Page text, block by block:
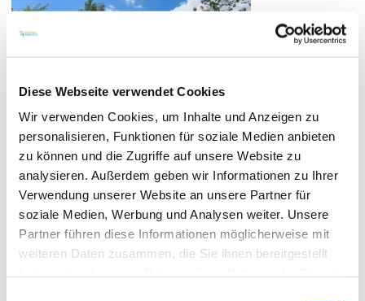
Diese Webseite verwendet Cookies
Wir verwenden Cookies, um Inhalte und Anzeigen zu
personalisieren, Funktionen für soziale Medien anbieten
zu können und die Zugriffe auf unsere Website zu
analysieren. Außerdem geben wir Informationen zu Ihrer
Verwendung unserer Website an unsere Partner für
soziale Medien, Werbung und Analysen weiter. Unsere
Partner führen diese Informationen möglicherweise mit
weiteren Daten zusammen, die Sie ihnen bereitgestellt
Wegbeschreibung
ViaNatura Hahnheim